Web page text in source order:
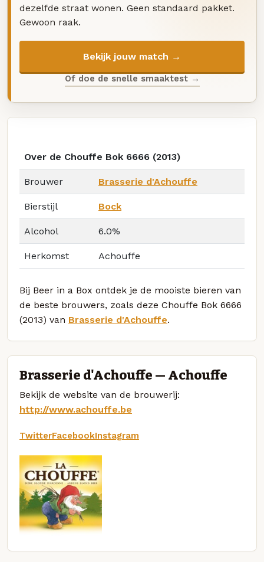
dezelfde straat wonen. Geen standaard pakket.
Gewoon raak.
Bekijk jouw match →
Of doe de snelle smaaktest →
Over de Chouffe Bok 6666 (2013)
Brouwer Brasserie d'Achouffe
Bierstijl Bock
Alcohol 6.0%
Herkomst Achouffe
Bij Beer in a Box ontdek je de mooiste bieren van
de beste brouwers, zoals deze Chouffe Bok 6666
(2013) van Brasserie d'Achouffe.
Brasserie d'Achouffe — Achouffe
Bekijk de website van de brouwerij:
http://www.achouffe.be
TwitterFacebookInstagram